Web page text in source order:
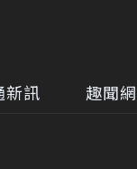
新訊 趣聞